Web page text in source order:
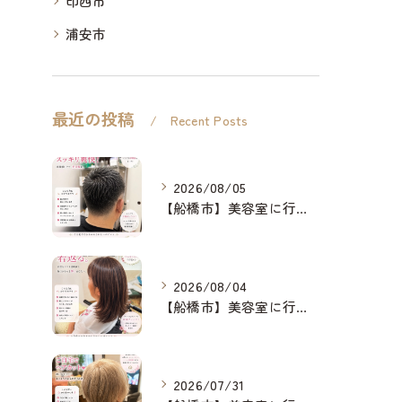
浦安市
最近の投稿 Recent Posts
2026/08/05
【船橋市】美容室に行けない…をなくしたい✂️✨
2026/08/04
【船橋市】美容室に行けない…をなくしたい✂️✨
2026/07/31